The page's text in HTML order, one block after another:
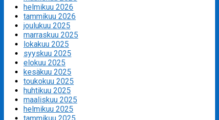
helmikuu 2026
tammikuu 2026
joulukuu 2025
marraskuu 2025
lokakuu 2025
syyskuu 2025
elokuu 2025
kesäkuu 2025
toukokuu 2025
huhtikuu 2025
maaliskuu 2025
helmikuu 2025